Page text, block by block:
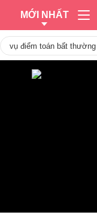
MỚI NHẤT
vụ điểm toán bất